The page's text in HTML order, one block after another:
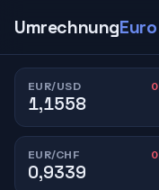
UmrechnungEuro
EUR/USD
1,1558
EUR/CHF
0,9339